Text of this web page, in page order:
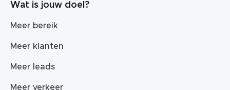
Wat is jouw doel?
Meer bereik
Meer klanten
Meer leads
Meer verkeer